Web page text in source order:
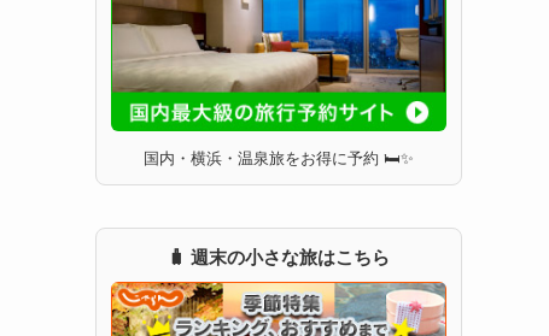
国内・横浜・温泉旅をお得に予約 🛏✨
🧳 週末の小さな旅はこちら